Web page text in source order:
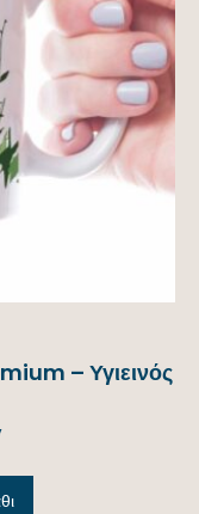
– Υγιεινός